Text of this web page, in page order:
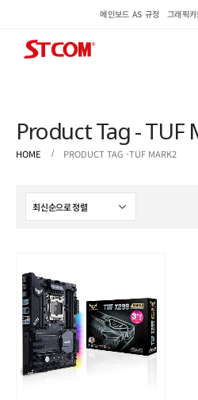
메인보드 AS 규정 그래픽
Product Tag - TUF
HOME PRODUCT TAG -TUF MARK2